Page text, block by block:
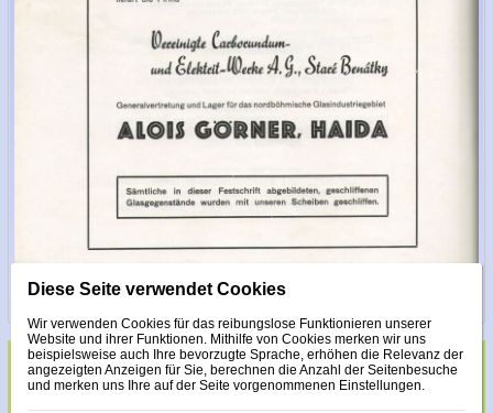
Glas veredelt mit Steinen Made with Swarovski
Diese Seite verwendet Cookies
Wir verwenden Cookies für das reibungslose Funktionieren unserer
Website und ihrer Funktionen. Mithilfe von Cookies merken wir uns
beispielsweise auch Ihre bevorzugte Sprache, erhöhen die Relevanz der
angezeigten Anzeigen für Sie, berechnen die Anzahl der Seitenbesuche
und merken uns Ihre auf der Seite vorgenommenen Einstellungen.